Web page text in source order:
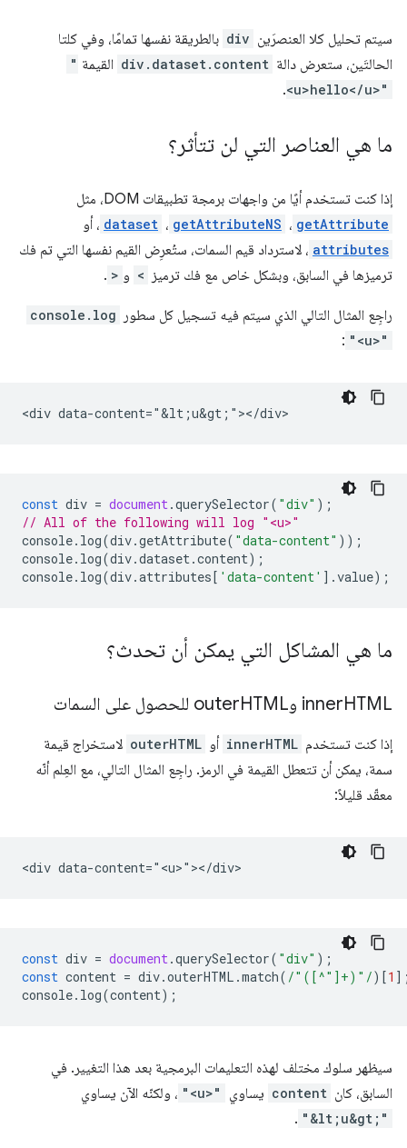
سيتم تحليل كلا العنصرَين div بالطريقة نفسها تمامًا، وفي كلتا
الحالتَين، ستعرض دالة div.dataset.content القيمة "
<u>hello</u>"
.
ما هي العناصر التي لن تتأثر؟
إذا كنت تستخدم أيًا من واجهات برمجة تطبيقات DOM، مثل
getAttribute ، getAttributeNS ، dataset ، أو
attributes ، لاسترداد قيم السمات، ستُعرِض القيم نفسها التي تم فك
ترميزها في السابق، وبشكل خاص مع فك ترميز < و >
.
راجِع المثال التالي الذي سيتم فيه تسجيل كل سطور
console.log
"<u>"
:
const div = document.querySelector( "div" );
// All of the following will log "<u>"
console. log(div.getAttribute( "data-content" ));
console. log(div.dataset.content);
console. log(div.attributes[ 'data-content' ].value);
ما هي المشاكل التي يمكن أن تحدث؟
innerHTML وouter HTML للحصول على السمات
إذا كنت تستخدم innerHTML أو outerHTML لاستخراج قيمة
سمة، يمكن أن تتعطل القيمة في الرمز. راجِع المثال التالي، مع العِلم أنّه
معقّد قليلاً:
const div = document.querySelector( "div" );
const content = div.outerHTML .match( /"([^"]+)"/)[1
console. log(content);
سيظهر سلوك مختلف لهذه التعليمات البرمجية بعد هذا التغيير. في
السابق، كان content يساوي "<u>" ، ولكنّه الآن يساوي
"&lt;u&gt;"
.